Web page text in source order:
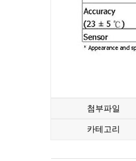
첨부파일
카테고리